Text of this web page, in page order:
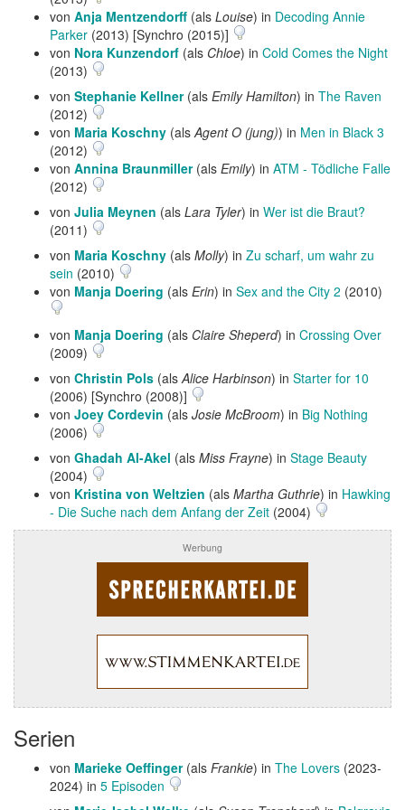
von Anja Mentzendorff (als Louise) in Decoding Annie
Parker (2013) [Synchro (2015)]
von Nora Kunzendorf (als Chloe) in Cold Comes the Night
(2013)
von Stephanie Kellner(als Emily Hamilton) in The Raven
(2012)
von Maria Koschny (alsAgent O (jung)) in Men in Black 3
(2012)
von Annina Braunmiller(als Emily) in ATM - Tödliche Falle
(2012)
von Julia Meynen (als Lara Tyler) in Wer ist die Braut?
(2011)
von Maria Koschny (als Molly) in Zu scharf, um wahr zu
sein (2010)
von Manja Doering (als Erin) in Sex and the City 2 (2010)
von Manja Doering (als Claire Sheperd) in Crossing Over
(2009)
von Christin Pols (alsAlice Harbinson) in Starter for 10
(2006) [Synchro (2008)]
von Joey Cordevin (als Josie McBroom) in Big Nothing
(2006)
von Ghadah Al-Akel (als Miss Frayne) in Stage Beauty
(2004)
von Kristina von Weltzien (als Martha Guthrie) in Hawking
- Die Suche nach dem Anfang der Zeit (2004)
Werbung
Serien
von Marieke Oeffinger(als Frankie) in The Lovers (2023-
2024) in 5 Episoden